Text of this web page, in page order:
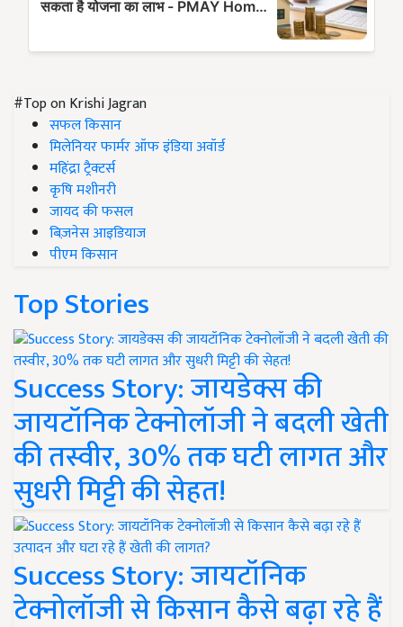
#Top on Krishi Jagran
सफल किसान
मिलेनियर फार्मर ऑफ इंडिया अवॉर्ड
महिंद्रा ट्रैक्टर्स
कृषि मशीनरी
जायद की फसल
बिज़नेस आइडियाज
पीएम किसान
Top Stories
Success Story: जायडेक्स की
जायटॉनिक टेक्नोलॉजी ने बदली खेती
की तस्वीर, 30% तक घटी लागत और
सुधरी मिट्टी की सेहत!
Success Story: जायटॉनिक
टेक्नोलॉजी से किसान कैसे बढ़ा रहे हैं